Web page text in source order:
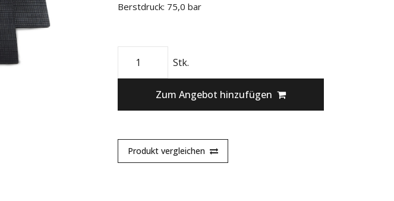
Berstdruck: 75,0 bar
Stk.
Zum Angebot hinzufügen
Produkt vergleichen